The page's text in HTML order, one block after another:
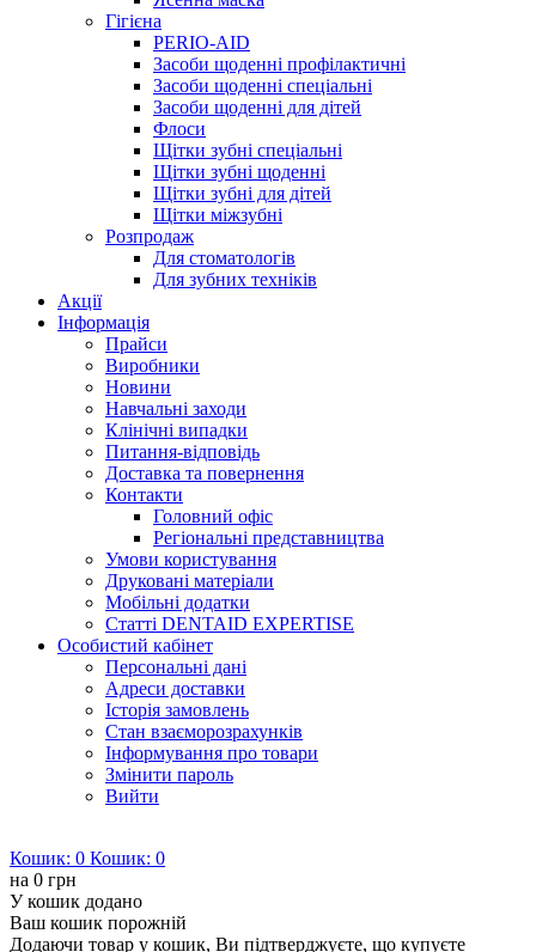
Гігієна
PERIO-AID
Засоби щоденні профілактичні
Засоби щоденні спеціальні
Засоби щоденні для дітей
Флоси
Щітки зубні спеціальні
Щітки зубні щоденні
Щітки зубні для дітей
Щітки міжзубні
Розпродаж
Для стоматологів
Для зубних техніків
Акції
Інформація
Прайси
Виробники
Новини
Навчальні заходи
Клінічні випадки
Питання-відповідь
Доставка та повернення
Контакти
Головний офіс
Регіональні представництва
Умови користування
Друковані матеріали
Мобільні додатки
Статті DENTAID EXPERTISE
Особистий кабінет
Персональні дані
Адреси доставки
Історія замовлень
Стан взаєморозрахунків
Інформування про товари
Змінити пароль
Вийти
Кошик: 0 Кошик: 0
на 0 грн
У кошик додано
Ваш кошик порожній
Додаючи товар у кошик, Ви підтверджуєте, що купуєте